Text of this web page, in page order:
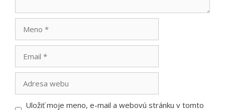
webu
Uložiť moje meno, e-mail a webovú stránku v tomto